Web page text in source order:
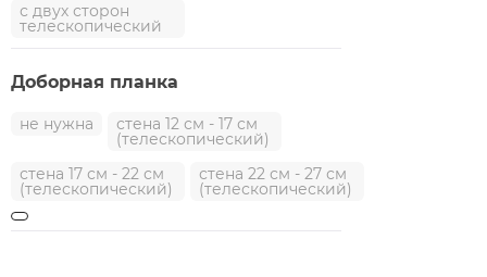
с двух сторон
телескопический
Доборная планка
не нужна стена 12 см - 17 см
(телескопический)
стена 17 см - 22 см
(телескопический)
стена 22 см - 27 см
(телескопический)